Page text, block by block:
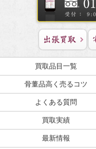
買取品目一覧
骨董品高く売るコツ
よくある質問
買取実績
最新情報